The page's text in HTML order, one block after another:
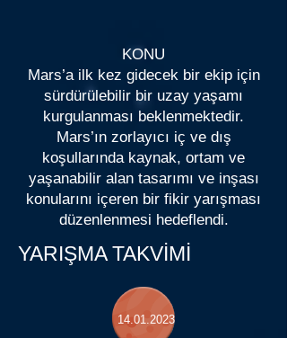
KONU
Mars’a ilk kez gidecek bir ekip için
sürdürülebilir bir uzay yaşamı
kurgulanması beklenmektedir.
Mars’ın zorlayıcı iç ve dış
koşullarında kaynak, ortam ve
yaşanabilir alan tasarımı ve inşası
konularını içeren bir fikir yarışması
düzenlenmesi hedeflendi.
YARIŞMA TAKVİMİ
14.01.2023